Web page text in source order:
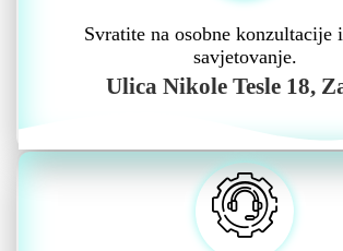
Svratite na osobne konzultacije
savjetovanje.
Ulica Nikole Tesle 18,